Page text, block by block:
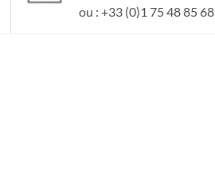
ou : +33 (0)1 75 48 85 68